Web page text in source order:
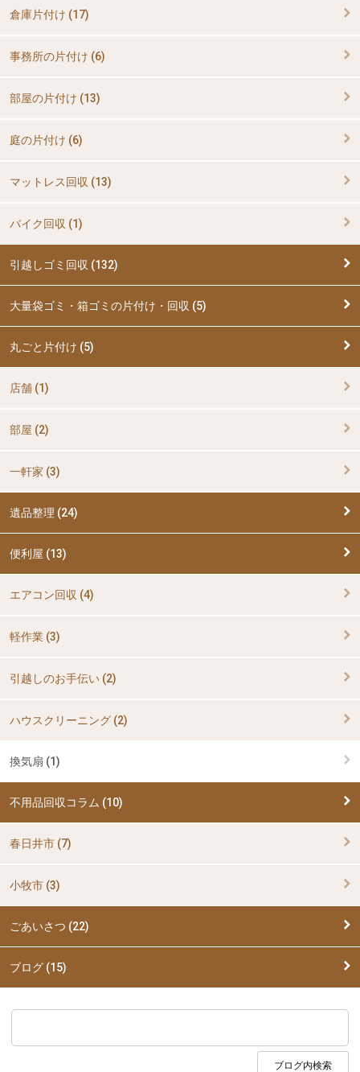
倉庫片付け (17)
事務所の片付け (6)
部屋の片付け (13)
庭の片付け (6)
マットレス回収 (13)
バイク回収 (1)
引越しゴミ回収 (132)
大量袋ゴミ・箱ゴミの片付け・回収 (5)
丸ごと片付け (5)
店舗 (1)
部屋 (2)
一軒家 (3)
遺品整理 (24)
便利屋 (13)
エアコン回収 (4)
軽作業 (3)
引越しのお手伝い (2)
ハウスクリーニング (2)
換気扇 (1)
不用品回収コラム (10)
春日井市 (7)
小牧市 (3)
ごあいさつ (22)
ブログ (15)